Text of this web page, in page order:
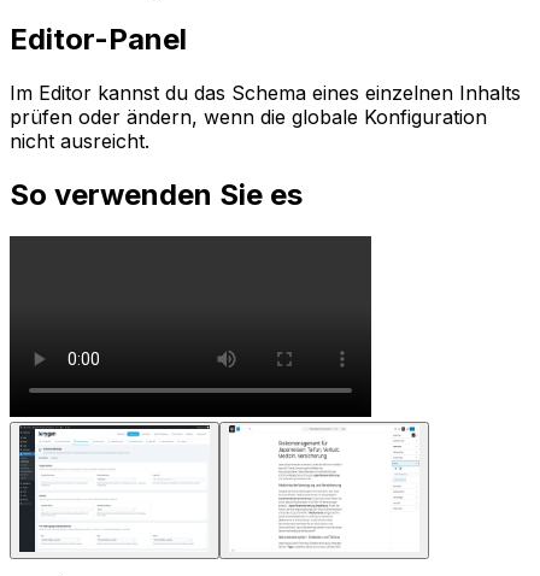
Editor-Panel
Im Editor kannst du das Schema eines einzelnen Inhalts
prüfen oder ändern, wenn die globale Konfiguration
nicht ausreicht.
So verwenden Sie es